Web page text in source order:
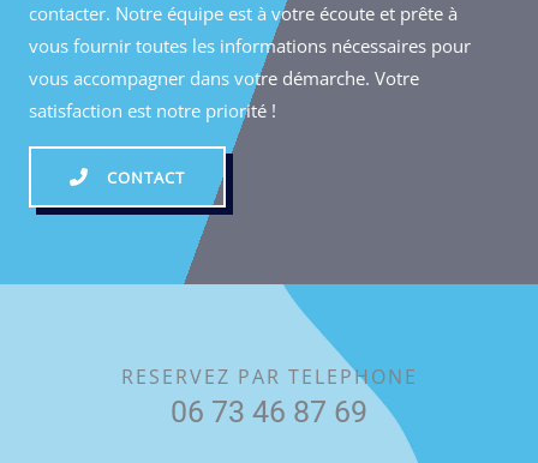
contacter. Notre équipe est à votre écoute et prête à
vous fournir toutes les informations nécessaires pour
vous accompagner dans votre démarche. Votre
satisfaction est notre priorité !
CONTACT
RESERVEZ PAR TELEPHONE
06 73 46 87 69